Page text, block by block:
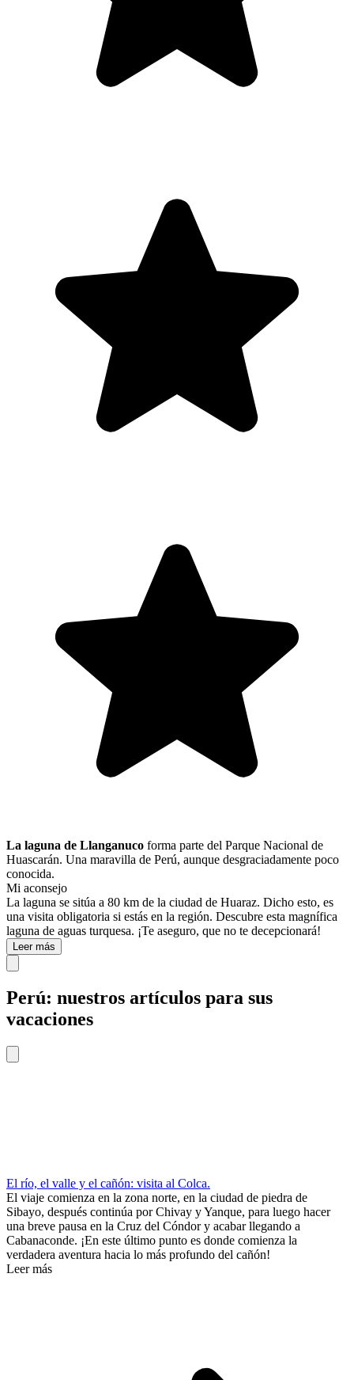
La laguna de Llanganuco forma parte del Parque Nacional de
Huascarán. Una maravilla de Perú, aunque desgraciadamente poco
conocida.
Mi aconsejo
La laguna se sitúa a 80 km de la ciudad de Huaraz. Dicho esto, es
una visita obligatoria si estás en la región. Descubre esta magnífica
laguna de aguas turquesa. ¡Te aseguro, que no te decepcionará!
Leer más
Perú: nuestros artículos para sus
vacaciones
El río, el valle y el cañón: visita al Colca.
El viaje comienza en la zona norte, en la ciudad de piedra de
Sibayo, después continúa por Chivay y Yanque, para luego hacer
una breve pausa en la Cruz del Cóndor y acabar llegando a
Cabanaconde. ¡En este último punto es donde comienza la
verdadera aventura hacia lo más profundo del cañón!
Leer más